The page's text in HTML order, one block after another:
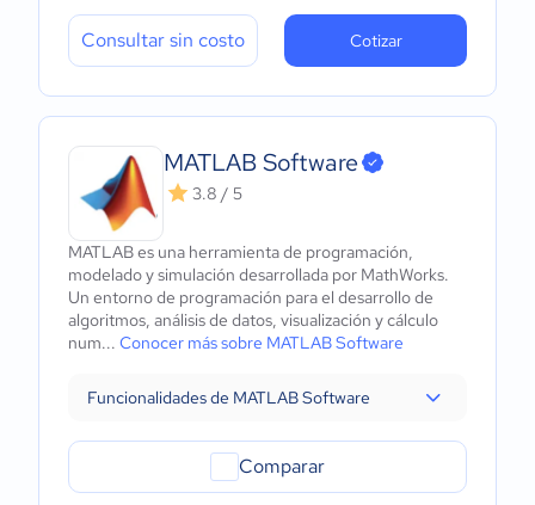
Consultar sin costo Cotizar
MATLAB Software
3.8 / 5
MATLAB es una herramienta de programación,
modelado y simulación desarrollada por MathWorks.
Un entorno de programación para el desarrollo de
algoritmos, análisis de datos, visualización y cálculo
num... Conocer más sobre MATLAB Software
Funcionalidades de MATLAB Software
Comparar